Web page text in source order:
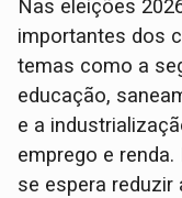
Nas eleições
importantes dos
temas como a
educação,
e a
emprego e
se espera